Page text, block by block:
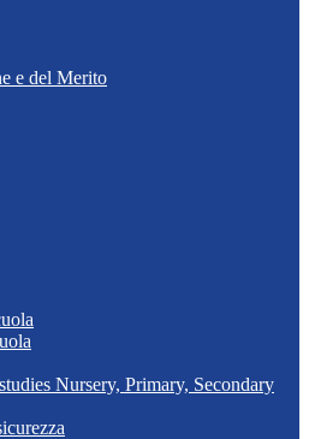
e del Merito
Nursery, Primary, Secondary